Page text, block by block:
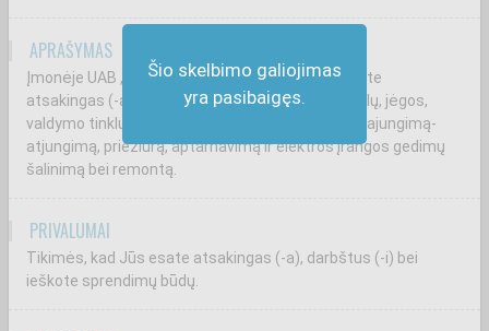
Šio skelbimo galiojimas
yra pasibaigęs.
APRAŠYMAS
Įmonėje UAB „Vakarų techninė tarnyba" Jūs būsite
atsakingas (-a) už 0,4 kV ir 6 kV įrangos - skirstyklų, jėgos,
valdymo tinklų, apšvietimo spintų ir kt. įrenginių pajungimą-
atjungimą, priežiūrą, aptarnavimą ir elektros įrangos gedimų
šalinimą bei remontą.
PRIVALUMAI
Tikimės, kad Jūs esate atsakingas (-a), darbštus (-i) bei
ieškote sprendimų būdų.